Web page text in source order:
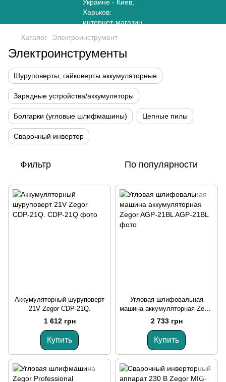
Каталог Электроинструмент
Электроинструменты
Шуруповерты, гайковерты аккумуляторные
Зарядные устройства/аккумуляторы
Болгарки (угловые шлифмашины) Цепные пилы
Сварочный инвертор
Фильтр По популярности
Аккумуляторный шуруповерт
21V Zegor CDP-21Q.
1 612 грн
Купить
Угловая шлифовальная
машина аккумуляторная Zegor
AGP-21BL
2 733 грн
Купить